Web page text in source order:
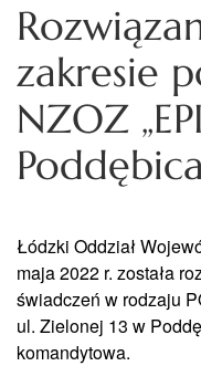
zakresie
NZOZ
Łódzki Oddział
maja 2022 r. została
świadczeń w rodzaju
ul. Zielonej 13 w
komandytowa.